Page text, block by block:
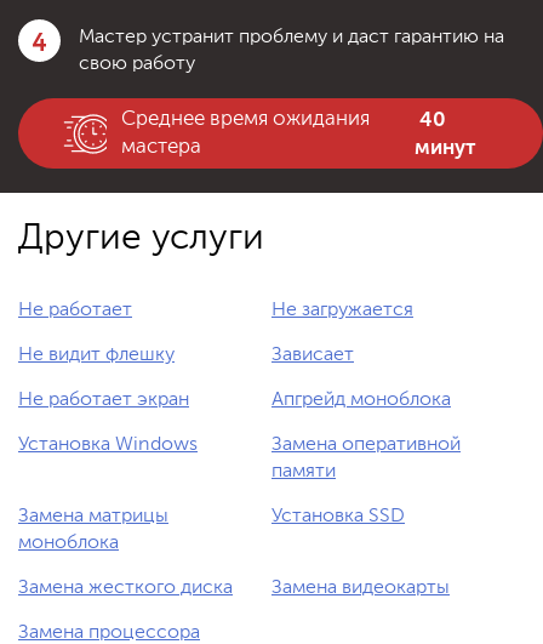
Другие услуги
Не работает Не загружается
Не видит флешку Зависает
Не работает экран Апгрейд моноблока
Установка Windows
Замена оперативной
памяти
Замена матрицы
моноблока
Установка SSD
Замена жесткого диска Замена видеокарты
Замена процессора
4
Мастер устранит проблему и даст гарантию на
свою работу
Среднее время ожидания
мастера
40
минут